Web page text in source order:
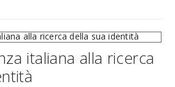
italiana alla ricerca